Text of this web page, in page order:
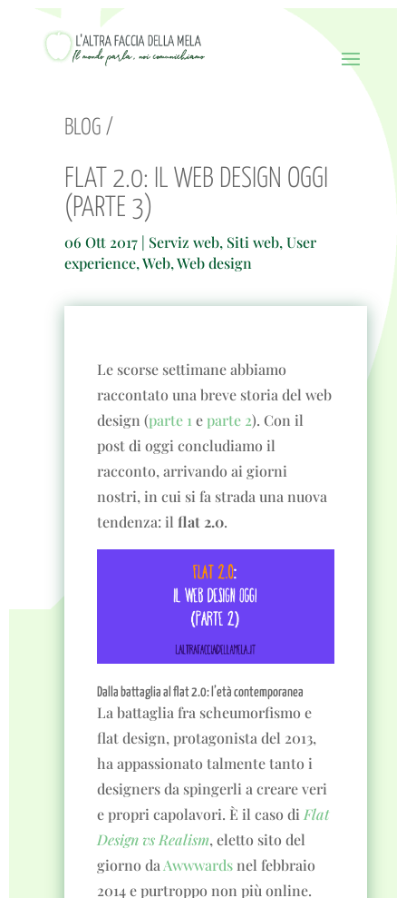
BLOG /
FLAT 2.0: IL WEB DESIGN OGGI
(PARTE 3)
06 Ott 2017 | Serviz web, Siti web,User
experience,Web,Web design
Le scorse settimane abbiamo
raccontato una breve storia del web
design (parte 1 e parte 2). Con il
post di oggi concludiamo il
racconto, arrivando ai giorni
nostri, in cui si fa strada una nuova
tendenza: ilflat 2.0.
Dalla battaglia al flat 2.0: l’età contemporanea
La battaglia fra scheumorfismo e
flat design, protagonista del 2013,
ha appassionato talmente tanto i
designers da spingerli a creare veri
e propri capolavori. È il caso di Flat
Design vs Realism, eletto sito del
giorno da Awwwards nel febbraio
2014 e purtroppo non più online.